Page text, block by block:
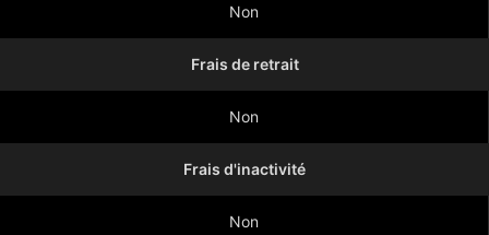
Non
Frais de retrait
Non
Frais d'inactivité
Non